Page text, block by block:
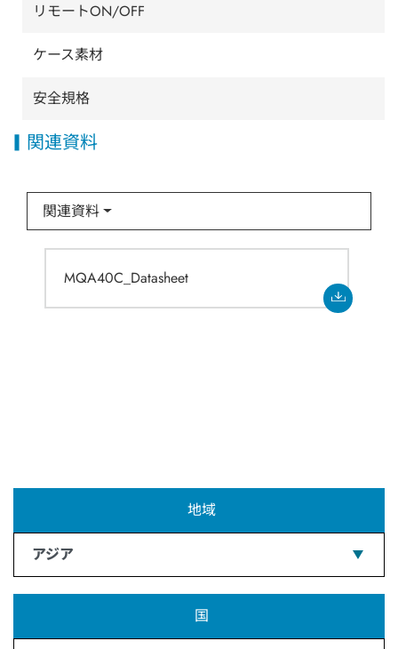
リモートON/OFF
ケース素材
安全規格
関連資料
関連資料
MQA40C_Datasheet
地域
アジア
国